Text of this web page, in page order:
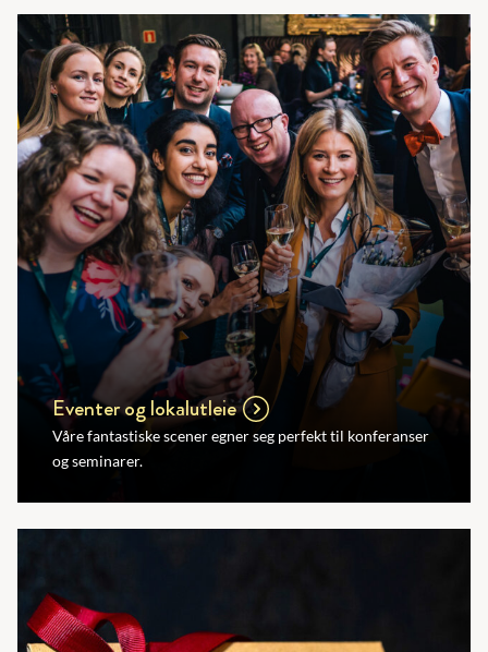
Eventer og lokalutleie
Våre fantastiske scener egner seg perfekt til konferanser
og seminarer.